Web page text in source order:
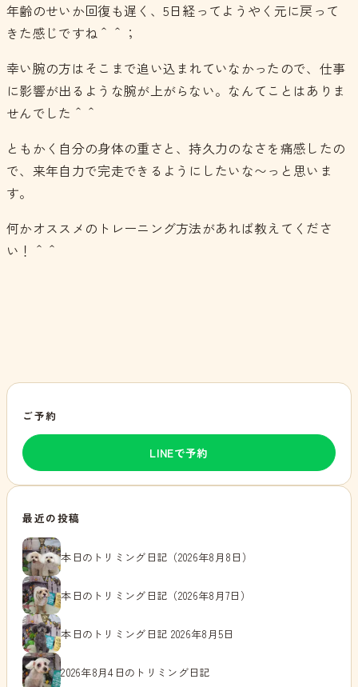
年齢のせいか回復も遅く、5日経ってようやく元に戻って
きた感じですね＾＾；
幸い腕の方はそこまで追い込まれていなかったので、仕事
に影響が出るような腕が上がらない。なんてことはありま
せんでした＾＾
ともかく自分の身体の重さと、持久力のなさを痛感したの
で、来年自力で完走できるようにしたいな〜っと思いま
す。
何かオススメのトレーニング方法があれば教えてくださ
い！＾＾
ご予約
LINEで予約
最近の投稿
本日のトリミング日記（2026年8月8日）
本日のトリミング日記（2026年8月7日）
本日のトリミング日記 2026年8月5日
2026年8月4日のトリミング日記